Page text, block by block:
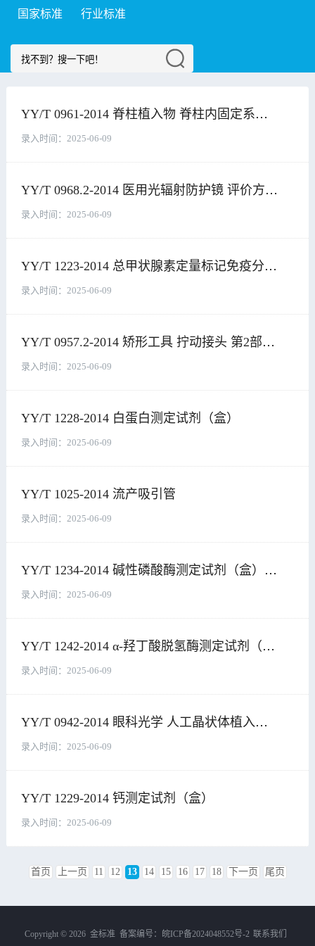
国家标准
行业标准
行业资料
YY/T 0961-2014 脊柱植入物 脊柱内固定系统 组件及连接装置的静态及疲劳性能评价方法
录入时间： 2025-06-09
YY/T 0968.2-2014 医用光辐射防护镜 评价方法 第2部分：视明觉和色觉
录入时间： 2025-06-09
YY/T 1223-2014 总甲状腺素定量标记免疫分析试剂盒
录入时间： 2025-06-09
YY/T 0957.2-2014 矫形工具 拧动接头 第2部分：一字槽、十字槽和十字槽头螺钉用螺丝刀
录入时间： 2025-06-09
YY/T 1228-2014 白蛋白测定试剂（盒）
录入时间： 2025-06-09
YY/T 1025-2014 流产吸引管
录入时间： 2025-06-09
YY/T 1234-2014 碱性磷酸酶测定试剂（盒）（NPP底物-AMP缓冲液法）
录入时间： 2025-06-09
YY/T 1242-2014 α-羟丁酸脱氢酶测定试剂（盒）
录入时间： 2025-06-09
YY/T 0942-2014 眼科光学 人工晶状体植入系统
录入时间： 2025-06-09
YY/T 1229-2014 钙测定试剂（盒）
录入时间： 2025-06-09
首页 上一页 11 12 13 14 15 16 17 18 下一页 尾页
Copyright © 2026 金标准 备案编号： 皖ICP备2024048552号-2 联系我们